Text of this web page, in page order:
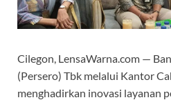
Cilegon, LensaWarna.com —
(Persero) Tbk melalui Kantor
menghadirkan inovasi layanan